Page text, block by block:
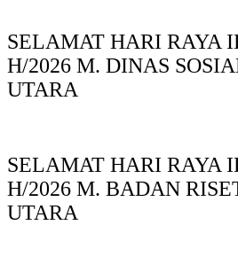
SELAMAT HARI RAYA
H/2026 M. DINAS
UTARA
SELAMAT HARI RAYA
H/2026 M. BADAN
UTARA